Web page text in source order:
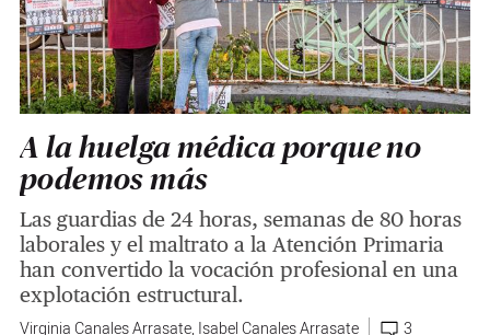
A la huelga médica porque no
podemos más
Las guardias de 24 horas, semanas de 80 horas
laborales y el maltrato a la Atención Primaria
han convertido la vocación profesional en una
explotación estructural.
Virginia Canales Arrasate, Isabel Canales Arrasate 3